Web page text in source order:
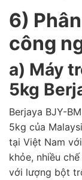
6)
công
a) Máy
5kg
Berjaya BJY-
5kg của
tại Việt Nam
khỏe, nhiều
với lượng bột